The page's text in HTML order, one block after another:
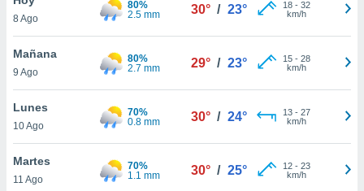
y
en
más
de
8 Ago
80%
2.5 mm
30° / 23° 18- 32
km/h
Mañana
9 Ago
80%
2.7 mm
29° / 23° 15- 28
km/h
Lunes
10 Ago
70%
0.8 mm
30° / 24° 13- 27
km/h
Martes
11 Ago
70%
1.1 mm
30° / 25° 12- 23
km/h